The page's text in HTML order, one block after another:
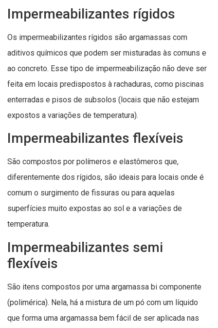
Impermeabilizantes rígidos
Os impermeabilizantes rígidos são argamassas com
aditivos químicos que podem ser misturadas às comuns e
ao concreto. Esse tipo de impermeabilização não deve ser
feita em locais predispostos à rachaduras, como piscinas
enterradas e pisos de subsolos (locais que não estejam
expostos a variações de temperatura).
Impermeabilizantes flexíveis
São compostos por polímeros e elastômeros que,
diferentemente dos rígidos, são ideais para locais onde é
comum o surgimento de fissuras ou para aquelas
superfícies muito expostas ao sol e a variações de
temperatura.
Impermeabilizantes semi
flexíveis
São itens compostos por uma argamassa bi componente
(polimérica). Nela, há a mistura de um pó com um líquido
que forma uma argamassa bem fácil de ser aplicada nas